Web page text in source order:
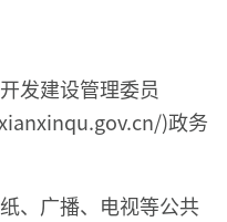
发建设管理委员
)政务
、广播、电视等公共